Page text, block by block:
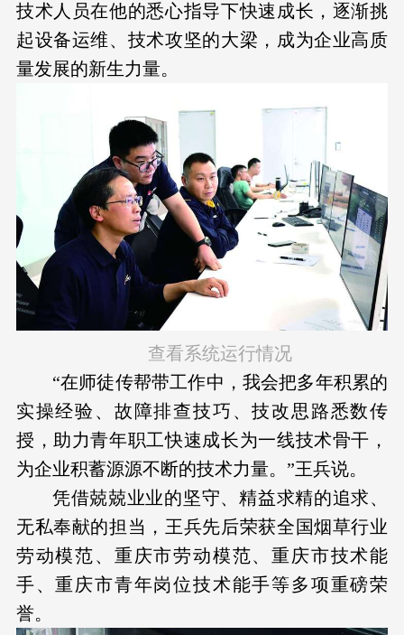
技术人员在他的悉心指导下快速成长，逐渐挑
起设备运维、技术攻坚的大梁，成为企业高质
量发展的新生力量。
查看系统运行情况
“在师徒传帮带工作中，我会把多年积累的
实操经验、故障排查技巧、技改思路悉数传
授，助力青年职工快速成长为一线技术骨干，
为企业积蓄源源不断的技术力量。”王兵说。
凭借兢兢业业的坚守、精益求精的追求、
无私奉献的担当，王兵先后荣获全国烟草行业
劳动模范、重庆市劳动模范、重庆市技术能
手、重庆市青年岗位技术能手等多项重磅荣
誉。